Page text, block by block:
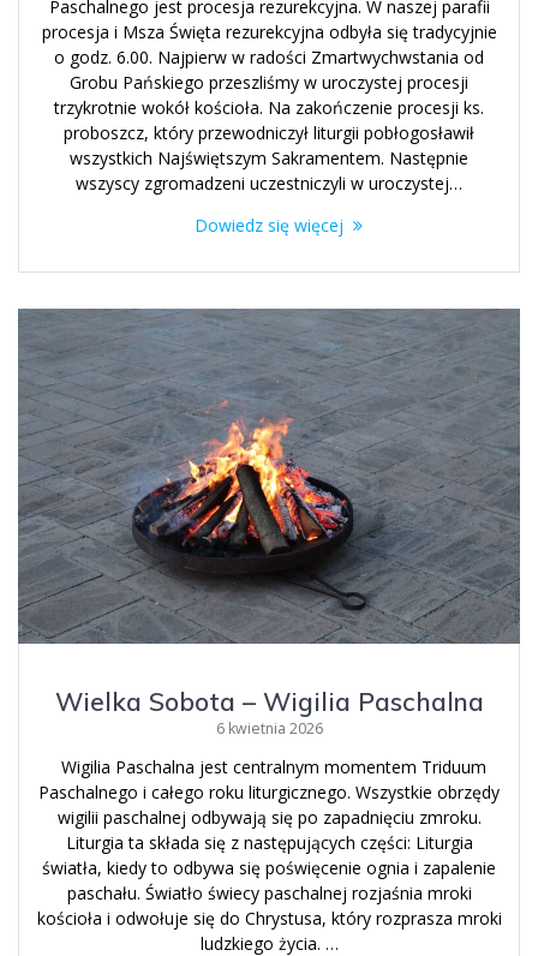
Paschalnego jest procesja rezurekcyjna. W naszej parafii
procesja i Msza Święta rezurekcyjna odbyła się tradycyjnie
o godz. 6.00. Najpierw w radości Zmartwychwstania od
Grobu Pańskiego przeszliśmy w uroczystej procesji
trzykrotnie wokół kościoła. Na zakończenie procesji ks.
proboszcz, który przewodniczył liturgii pobłogosławił
wszystkich Najświętszym Sakramentem. Następnie
wszyscy zgromadzeni uczestniczyli w uroczystej…
Dowiedz się więcej
Wielka Sobota – Wigilia Paschalna
6 kwietnia 2026
Wigilia Paschalna jest centralnym momentem Triduum
Paschalnego i całego roku liturgicznego. Wszystkie obrzędy
wigilii paschalnej odbywają się po zapadnięciu zmroku.
Liturgia ta składa się z następujących części: Liturgia
światła, kiedy to odbywa się poświęcenie ognia i zapalenie
paschału. Światło świecy paschalnej rozjaśnia mroki
kościoła i odwołuje się do Chrystusa, który rozprasza mroki
ludzkiego życia. …